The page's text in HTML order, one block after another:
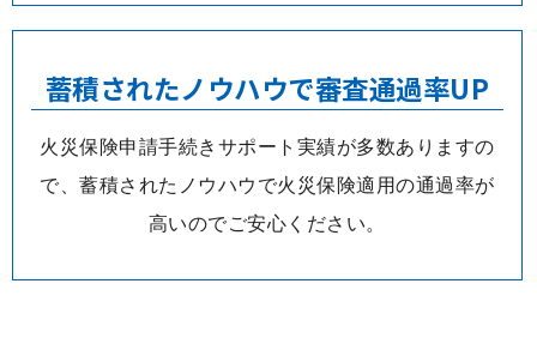
蓄積されたノウハウで審査通過率UP
火災保険申請手続きサポート実績が多数ありますの
で、蓄積されたノウハウで火災保険適用の通過率が
高いのでご安心ください。